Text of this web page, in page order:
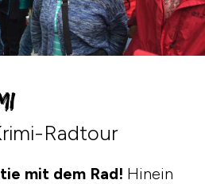
Radtour
mit dem Rad! Hinein